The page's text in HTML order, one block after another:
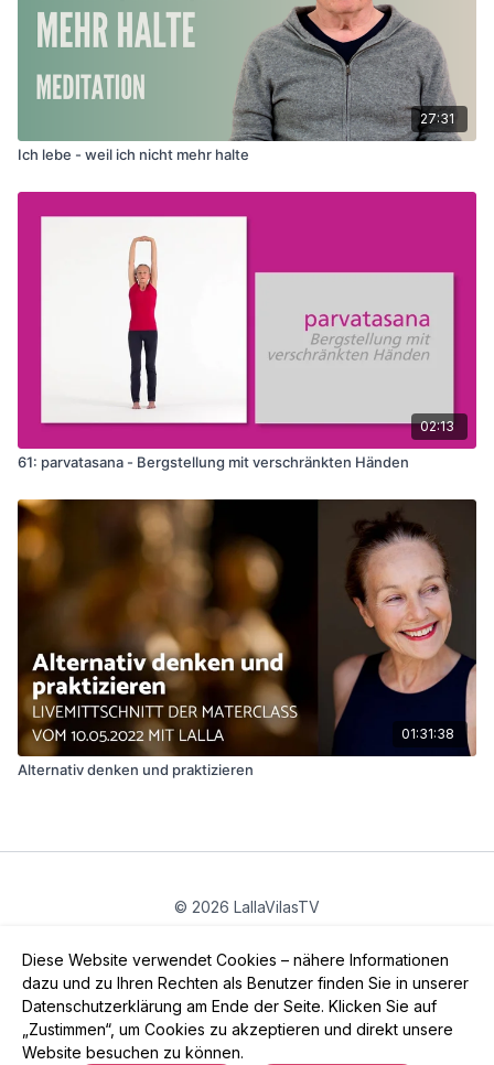
Diese Website verwendet Cookies – nähere Informationen
dazu und zu Ihren Rechten als Benutzer finden Sie in unserer
Datenschutzerklärung am Ende der Seite. Klicken Sie auf
„Zustimmen“, um Cookies zu akzeptieren und direkt unsere
Website besuchen zu können.
27:31
Ich lebe - weil ich nicht mehr halte
02:13
61: parvatasana - Bergstellung mit verschränkten Händen
01:31:38
Alternativ denken und praktizieren
© 2026 LallaVilasTV
App holen ->
Powered by Uscreen